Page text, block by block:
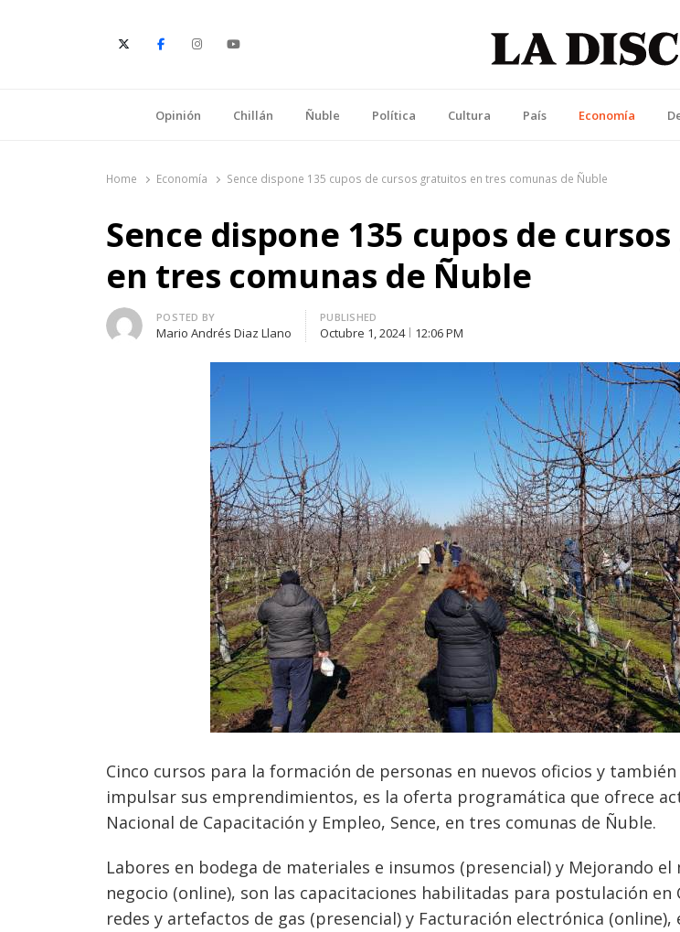
Opinión Chillán Ñuble Política Cultura País Economía
Home Economía Sence dispone 135 cupos de cursos gratuitos en tres comunas de Ñuble
Sence dispone 135 cupos de
en tres comunas de Ñuble
Author
POSTED BY
Mario Andrés Diaz Llano
PUBLISHED
Octubre 1, 2024 12:06 PM
Cinco cursos para la formación de personas en nuevos oficios y
impulsar sus emprendimientos, es la oferta programática que ofrece
Nacional de Capacitación y Empleo, Sence, en tres comunas de Ñuble.
Labores en bodega de materiales e insumos (presencial) y Mejorando
negocio (online), son las capacitaciones habilitadas para postulación en
redes y artefactos de gas (presencial) y Facturación electrónica